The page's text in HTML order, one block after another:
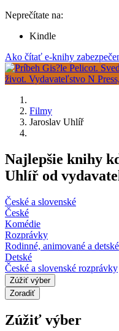
Neprečítate na:
Kindle
Ako čítať e-knihy
Filmy
Jaroslav Uhlíř
Najlepšie knihy
Uhlíř od
České a slovenské
České
Komédie
Rozprávky
Rodinné, animované a detské
Detské
České a slovenské rozprávky
Zúžiť výber
Zoradiť
Zúžiť výber